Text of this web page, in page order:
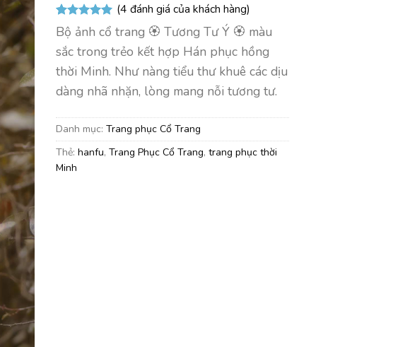
5.00
trên 5
dựa trên
4
đánh giá
(4 đánh giá của khách hàng)
Bộ ảnh cổ trang 🏵️ Tương Tư Ý 🏵️ màu
sắc trong trẻo kết hợp Hán phục hồng
thời Minh. Như nàng tiểu thư khuê các dịu
dàng nhã nhặn, lòng mang nỗi tương tư.
Danh mục: Trang phục Cổ Trang
Thẻ: hanfu, Trang Phục Cổ Trang, trang phục thời
Minh